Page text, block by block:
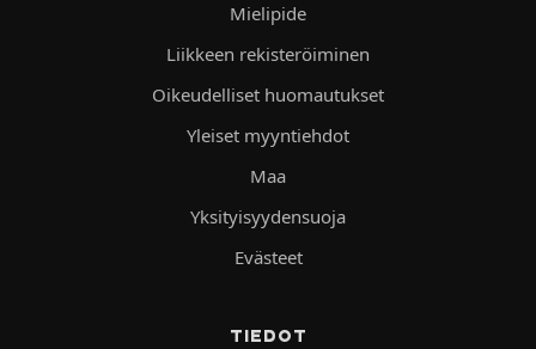
Mielipide
Liikkeen rekisteröiminen
Oikeudelliset huomautukset
Yleiset myyntiehdot
Maa
Yksityisyydensuoja
Evästeet
TIEDOT